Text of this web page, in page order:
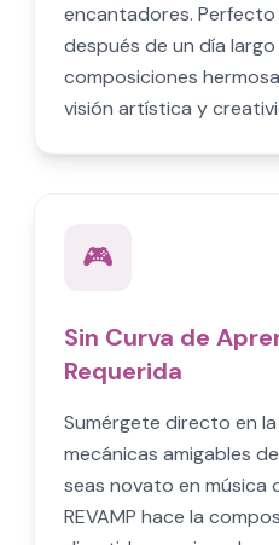
encantadores. Perfecto
después de un día
composiciones
visión artística y
🎮
Sin Curva de
Requerida
Sumérgete directo en
mecánicas amigables
seas novato en música
REVAMP hace la